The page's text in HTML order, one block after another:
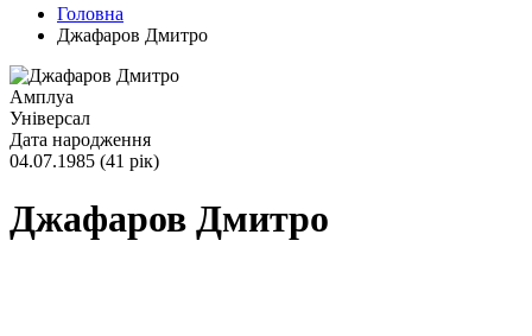
Головна
Джафаров Дмитро
Амплуа
Універсал
Дата народження
04.07.1985 (41 рік)
Джафаров Дмитро